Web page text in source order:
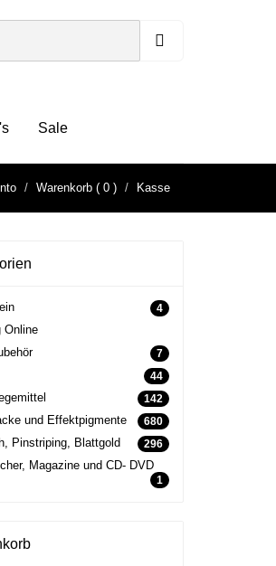
Sale
Warenkorb ( 0 ) Kasse
4
Online
7
44
142
und Effektpigmente 680
Pinstriping, Blattgold 296
Magazine und CD- DVD
1